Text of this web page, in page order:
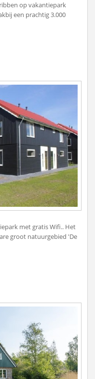
op vakantiepark
een prachtig 3.000
met gratis Wifi.. Het
groot natuurgebied 'De